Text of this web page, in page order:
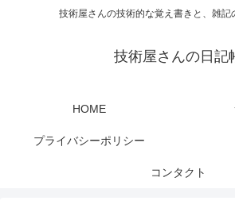
技術屋さんの技術的な覚え書きと、雑記
技術屋さんの日記
HOME
プライバシーポリシー
コンタクト